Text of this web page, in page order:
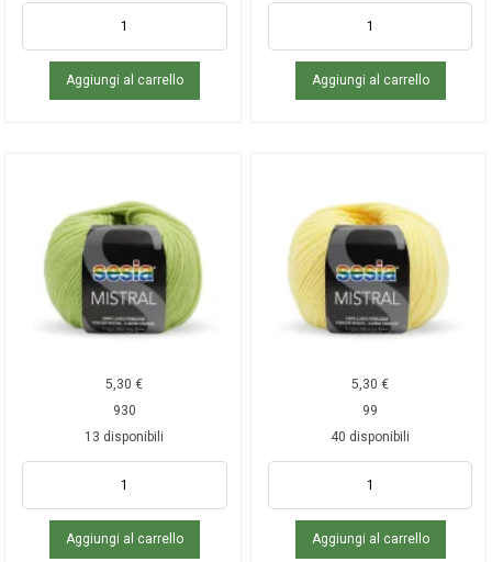
Aggiungi al carrello Aggiungi al carrello
5,30€
930
13 disponibili
Aggiungi al carrello
5,30€
99
40 disponibili
Aggiungi al carrello